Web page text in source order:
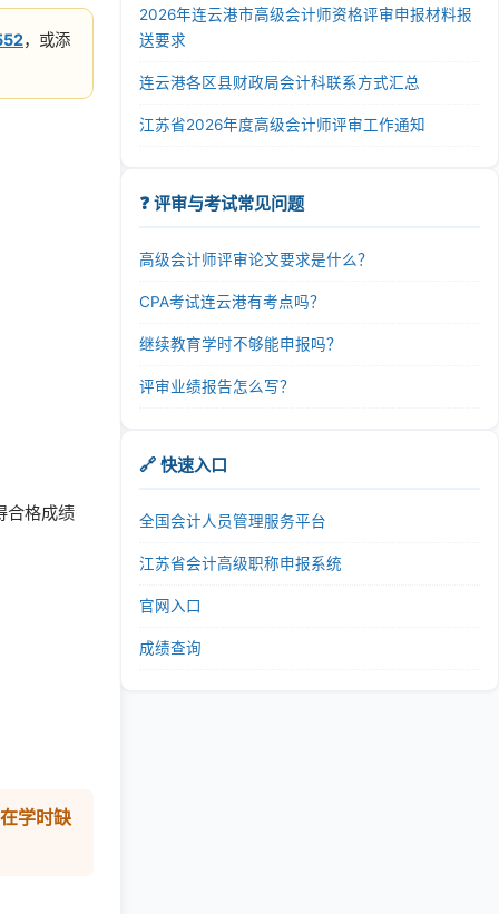
，或添
合格成绩
学时缺
2026年连云港市高级会计师资格评审申报材料报
送要求
连云港各区县财政局会计科联系方式汇总
江苏省2026年度高级会计师评审工作通知
❓ 评审与考试常见问题
高级会计师评审论文要求是什么？
CPA考试连云港有考点吗？
继续教育学时不够能申报吗？
评审业绩报告怎么写？
🔗 快速入口
全国会计人员管理服务平台
江苏省会计高级职称申报系统
官网入口
成绩查询